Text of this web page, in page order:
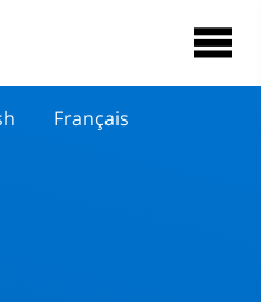
Français